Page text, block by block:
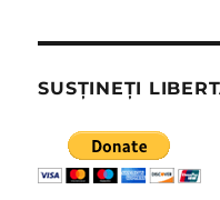
SUSȚINEȚI